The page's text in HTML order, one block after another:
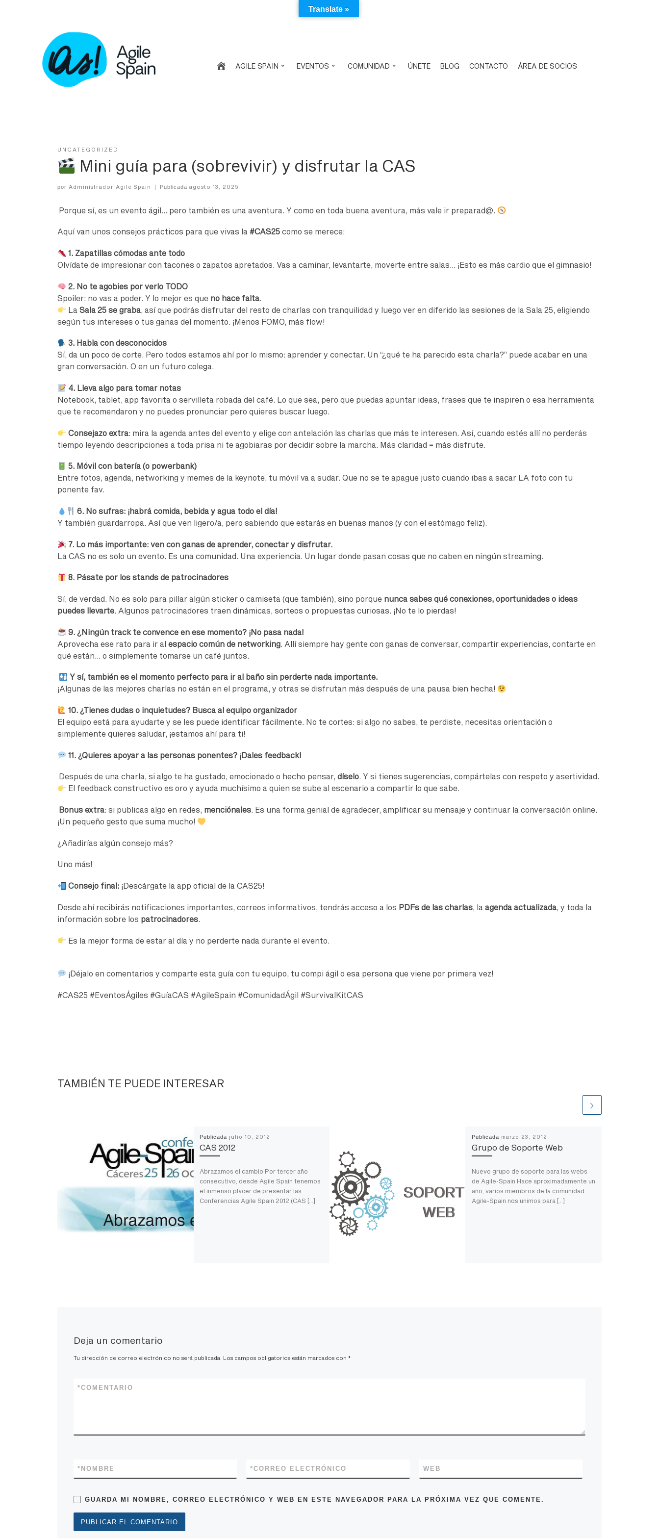
AGILE SPAIN EVENTOS COMUNIDAD ÚNETE BLOG CONTACTO ÁREA DE SOCIOS
UNCATEGORIZED
Mini guía para (sobrevivir) y disfrutar la CAS
por Administrador Agile Spain Publicada agosto 13, 2025
Porque sí, es un evento ágil… pero también es una aventura. Y como en toda buena aventura, más vale ir preparad@.
Aquí van unos consejos prácticos para que vivas la #CAS25 como se merece:
1. Zapatillas cómodas ante todo
Olvídate de impresionar con tacones o zapatos apretados. Vas a caminar, levantarte, moverte entre salas… ¡Esto es más cardio que el gimnasio!
2. No te agobies por verlo TODO
Spoiler: no vas a poder. Y lo mejor es que no hace falta.
La Sala 25 se graba, así que podrás disfrutar del resto de charlas con tranquilidad y luego ver en diferido las sesiones de la Sala 25, eligiendo
según tus intereses o tus ganas del momento. ¡Menos FOMO, más flow!
3. Habla con desconocidos
Sí, da un poco de corte. Pero todos estamos ahí por lo mismo: aprender y conectar. Un “¿qué te ha parecido esta charla?” puede acabar en una
gran conversación. O en un futuro colega.
4. Lleva algo para tomar notas
Notebook, tablet, app favorita o servilleta robada del café. Lo que sea, pero que puedas apuntar ideas, frases que te inspiren o esa herramienta
que te recomendaron y no puedes pronunciar pero quieres buscar luego.
Consejazo extra: mira la agenda antes del evento y elige con antelación las charlas que más te interesen. Así, cuando estés allí no perderás
tiempo leyendo descripciones a toda prisa ni te agobiaras por decidir sobre la marcha. Más claridad = más disfrute.
5. Móvil con batería (o powerbank)
Entre fotos, agenda, networking y memes de la keynote, tu móvil va a sudar. Que no se te apague justo cuando ibas a sacar LA foto con tu
ponente fav.
6. No sufras: ¡habrá comida, bebida y agua todo el día!
Y también guardarropa. Así que ven ligero/a, pero sabiendo que estarás en buenas manos (y con el estómago feliz).
7. Lo más importante: ven con ganas de aprender, conectar y disfrutar.
La CAS no es solo un evento. Es una comunidad. Una experiencia. Un lugar donde pasan cosas que no caben en ningún streaming.
8. Pásate por los stands de patrocinadores
Sí, de verdad. No es solo para pillar algún sticker o camiseta (que también), sino porque nunca sabes qué conexiones, oportunidades o ideas
puedes llevarte. Algunos patrocinadores traen dinámicas, sorteos o propuestas curiosas. ¡No te lo pierdas!
9. ¿Ningún track te convence en ese momento? ¡No pasa nada!
Aprovecha ese rato para ir al espacio común de networking. Allí siempre hay gente con ganas de conversar, compartir experiencias, contarte en
qué están… o simplemente tomarse un café juntos.
Y sí, también es el momento perfecto para ir al baño sin perderte nada importante.
¡Algunas de las mejores charlas no están en el programa, y otras se disfrutan más después de una pausa bien hecha!
10. ¿Tienes dudas o inquietudes? Busca al equipo organizador
El equipo está para ayudarte y se les puede identificar fácilmente. No te cortes: si algo no sabes, te perdiste, necesitas orientación o
simplemente quieres saludar, ¡estamos ahí para ti!
11. ¿Quieres apoyar a las personas ponentes? ¡Dales feedback!
Después de una charla, si algo te ha gustado, emocionado o hecho pensar, díselo. Y si tienes sugerencias, compártelas con respeto y asertividad.
El feedback constructivo es oro y ayuda muchísimo a quien se sube al escenario a compartir lo que sabe.
Bonus extra: si publicas algo en redes, menciónales. Es una forma genial de agradecer, amplificar su mensaje y continuar la conversación online.
¡Un pequeño gesto que suma mucho!
¿Añadirías algún consejo más?
Uno más!
Consejo final:¡Descárgate la app oficial de la CAS25!
Desde ahí recibirás notificaciones importantes, correos informativos, tendrás acceso a los PDFs de las charlas, la agenda actualizada, y toda la
información sobre los patrocinadores.
Es la mejor forma de estar al día y no perderte nada durante el evento.
¡Déjalo en comentarios y comparte esta guía con tu equipo, tu compi ágil o esa persona que viene por primera vez!
#CAS25 #EventosÁgiles #GuíaCAS #AgileSpain #ComunidadÁgil #SurvivalKitCAS
TAMBIÉN TE PUEDE INTERESAR
Publicada julio 10, 2012
CAS 2012
Abrazamos el cambio Por tercer año
consecutivo, desde Agile Spain tenemos
el inmenso placer de presentar las
Conferencias Agile Spain 2012 (CAS […]
Publicada marzo 23, 2012
Grupo de Soporte Web
Nuevo grupo de soporte para las webs
de Agile-Spain Hace aproximadamente un
año, varios miembros de la comunidad
Agile-Spain nos unimos para […]
Deja un comentario
Tu dirección de correo electrónico no será publicada. Los campos obligatorios están marcados con *
COMENTARIO
*
NOMBRE
* CORREO ELECTRÓNICO
* WEB
GUARDA MI NOMBRE, CORREO ELECTRÓNICO Y WEB EN ESTE NAVEGADOR PARA LA PRÓXIMA VEZ QUE COMENTE.
Translate »